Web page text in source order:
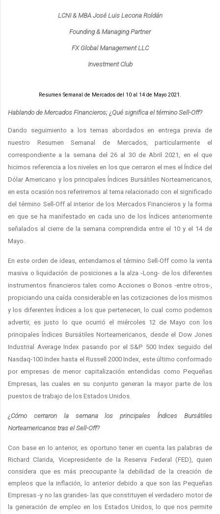
LCNI & MBA José Luis Lecona Roldán
Founding & Managing Partner
FX Global Management LLC
Investment Club
Resumen Semanal de Mercados del 10 al 14 de Mayo 2021.
Hablando de Mercados Financieros; ¿Qué significa el término Sell-Off?
Dando seguimiento a los temas abordados en entrega previa de
nuestro Resumen Semanal de Mercados, particularmente el
correspondiente a la semana del 26 al 30 de Abril 2021, en el que
hicimos referencia a los niveles en los que cerraron el mes el Índice del
Dólar Americano y los principales Índices Bursátiles Norteamericanos,
en esta ocasión nos referiremos al tema relacionado con el significado
del término Sell-Off al interior de los Mercados Financieros y la forma
en que se ha manifestado en cada uno de los Índices anteriormente
señalados al cierre de la semana comprendida entre el 10 y el 14 de
Mayo.
En este orden de ideas, entendamos el término Sell-Off como la venta
masiva o liquidación de posiciones a la alza -Long- de los diferentes
instrumentos financieros tales como Acciones o Bonos -entre otros-,
propiciando una caída considerable en las cotizaciones de los mismos
y los diferentes Índices a los que pertenecen, lo cual como podemos
advertir, es justo lo que ocurrió el miércoles 12 de Mayo con los
principales Índices Bursátiles Norteamericanos, desde el Dow Jones
Industrial Average Index pasando por el S&P 500 Index seguido del
Nasdaq-100 Index hasta el Russell 2000 Index, este último conformado
por empresas de menor capitalización entendidas como Pequeñas
Empresas, las cuales en su conjunto generan la mayor parte de los
puestos de trabajo de los Estados Unidos.
¿Cómo cerraron la semana los principales Índices Bursátiles
Norteamericanos tras el Sell-Off?
Con base en lo anterior, es oportuno tener en cuenta las palabras de
Richard Clarida, Vicepresidente de la Reserva Federal (FED), quien
considera que es más preocupante la debilidad de la creación de
empleos que la inflación, lo anterior debido a que son las Pequeñas
Empresas -y no las grandes- las que constituyen el verdadero motor de
la generación de empleo en los Estados Unidos, lo que nos permite